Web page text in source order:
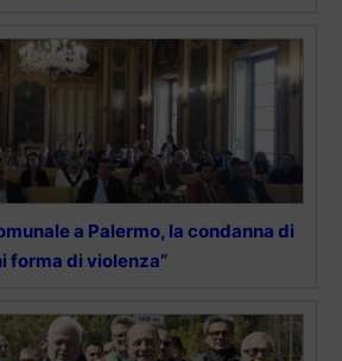
a Palermo, la condanna di
forma di violenza”